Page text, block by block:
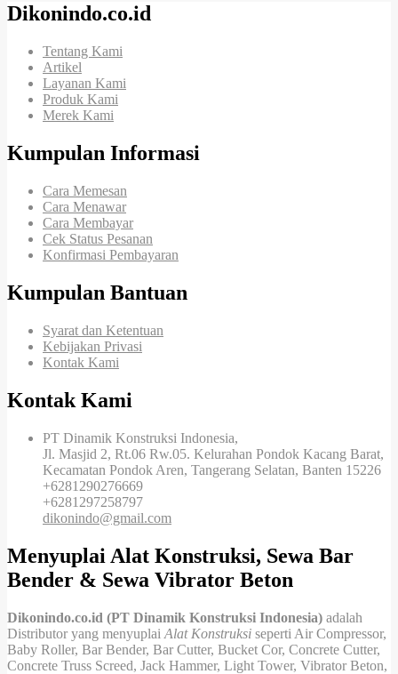
Dikonindo.co.id
Tentang Kami
Artikel
Layanan Kami
Produk Kami
Merek Kami
Kumpulan Informasi
Cara Memesan
Cara Menawar
Cara Membayar
Cek Status Pesanan
Konfirmasi Pembayaran
Kumpulan Bantuan
Syarat dan Ketentuan
Kebijakan Privasi
Kontak Kami
Kontak Kami
PT Dinamik Konstruksi Indonesia,
Jl. Masjid 2, Rt.06 Rw.05. Kelurahan Pondok Kacang Barat,
Kecamatan Pondok Aren, Tangerang Selatan, Banten 15226
+6281290276669
+6281297258797
dikonindo@gmail.com
Menyuplai Alat Konstruksi, Sewa Bar
Bender & Sewa Vibrator Beton
Dikonindo.co.id (PT Dinamik Konstruksi Indonesia) adalah
Distributor yang menyuplai Alat Konstruksi seperti Air Compressor,
Baby Roller, Bar Bender, Bar Cutter, Bucket Cor, Concrete Cutter,
Concrete Truss Screed, Jack Hammer, Light Tower, Vibrator Beton,